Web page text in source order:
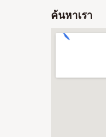
ค้นหาเรา